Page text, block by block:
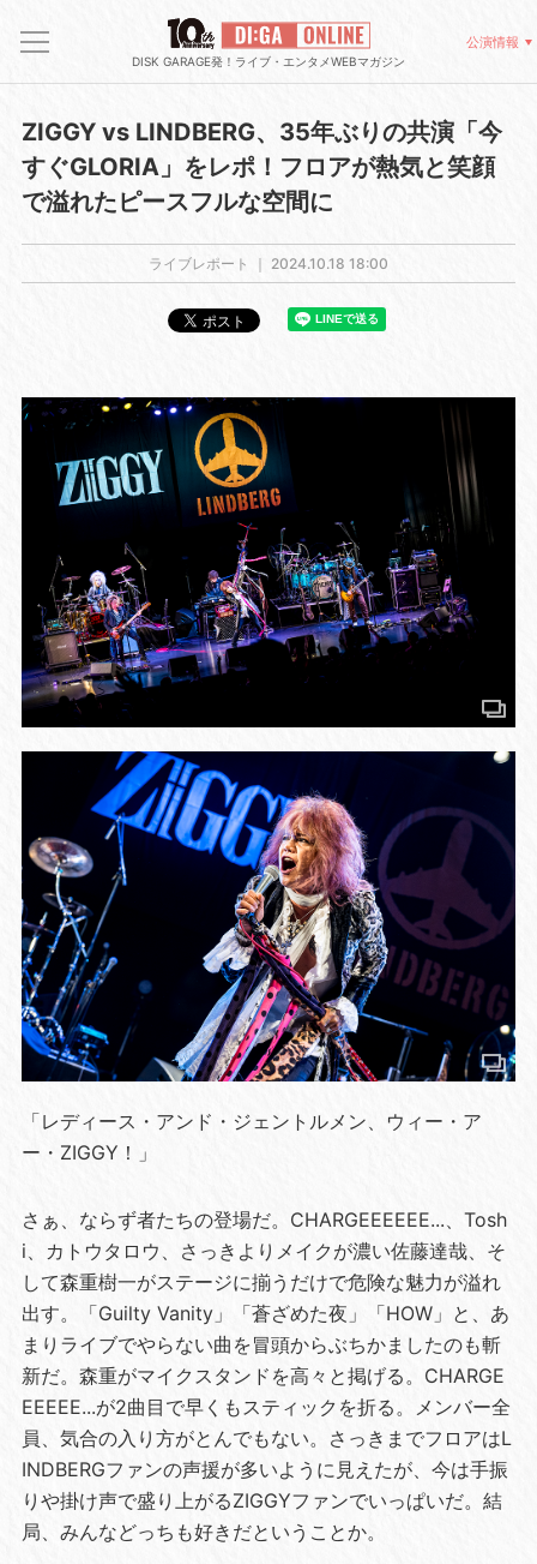
DISK GARAGE発！ライブ・エンタメWEBマガジン
公演情報
ZIGGY vs LINDBERG、35年ぶりの共演「今
すぐGLORIA」をレポ！フロアが熱気と笑顔
で溢れたピースフルな空間に
ライブレポート ｜ 2024.10.18 18:00
「レディース・アンド・ジェントルメン、ウィー・ア
ー・ZIGGY！」
さぁ、ならず者たちの登場だ。CHARGEEEEEE...、Tosh
i、カトウタロウ、さっきよりメイクが濃い佐藤達哉、そ
して森重樹一がステージに揃うだけで危険な魅力が溢れ
出す。「Guilty Vanity」「蒼ざめた夜」「HOW」と、あ
まりライブでやらない曲を冒頭からぶちかましたのも斬
新だ。森重がマイクスタンドを高々と掲げる。CHARGE
EEEEE...が2曲目で早くもスティックを折る。メンバー全
員、気合の入り方がとんでもない。さっきまでフロアはL
INDBERGファンの声援が多いように見えたが、今は手振
りや掛け声で盛り上がるZIGGYファンでいっぱいだ。結
局、みんなどっちも好きだということか。